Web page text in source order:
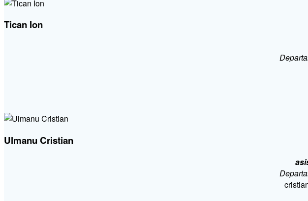
Tican Ion
Ulmanu Cristian